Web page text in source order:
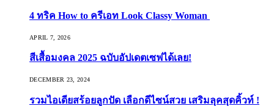
4 ทริค How to ครีเอท Look Classy Woman
APRIL 7, 2026
สีเสื้อมงคล 2025 ฉบับอัปเดตเซฟได้เลย!
DECEMBER 23, 2024
รวมไอเดียสร้อยลูกปัด เลือกดีไซน์สวย เสริมลุคสุดคิ้วท์ !